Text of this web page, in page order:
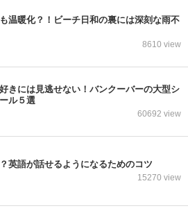
温暖化？！ビーチ日和の裏には深刻な雨不
8610 view
きには見逃せない！バンクーバーの大型シ
ル５選
60692 view
英語が話せるようになるためのコツ
15270 view